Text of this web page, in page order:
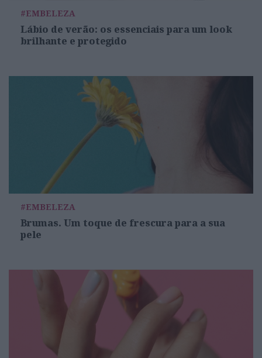
#EMBELEZA
Lábio de verão: os essenciais para um look
brilhante e protegido
#EMBELEZA
Brumas. Um toque de frescura para a sua
pele